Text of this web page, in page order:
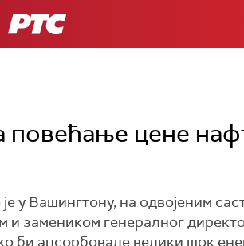
РТС
цене
у Вашингтону, на одвојеним
замеником генералног
би апсорбовале велики шок